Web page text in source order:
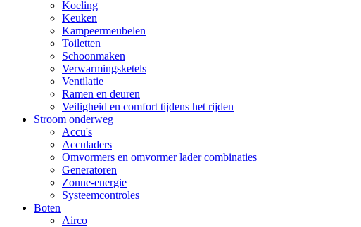
Koeling
Keuken
Kampeermeubelen
Toiletten
Schoonmaken
Verwarmingsketels
Ventilatie
Ramen en deuren
Veiligheid en comfort tijdens het rijden
Stroom onderweg
Accu's
Acculaders
Omvormers en omvormer lader combinaties
Generatoren
Zonne-energie
Systeemcontroles
Boten
Airco